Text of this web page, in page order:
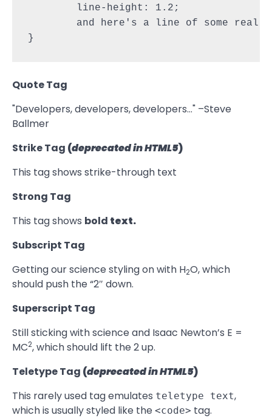
}
Quote Tag
Developers, developers, developers… –Steve
Ballmer
Strike Tag (deprecated in HTML5)
This tag shows strike-through text
Strong Tag
This tag shows bold text.
Subscript Tag
Getting our science styling on with H2O, which
should push the “2″ down.
Superscript Tag
Still sticking with science and Isaac Newton’s E =
MC2, which should lift the 2 up.
Teletype Tag (deprecated in HTML5)
This rarely used tag emulates teletype text,
which is usually styled like the <code> tag.